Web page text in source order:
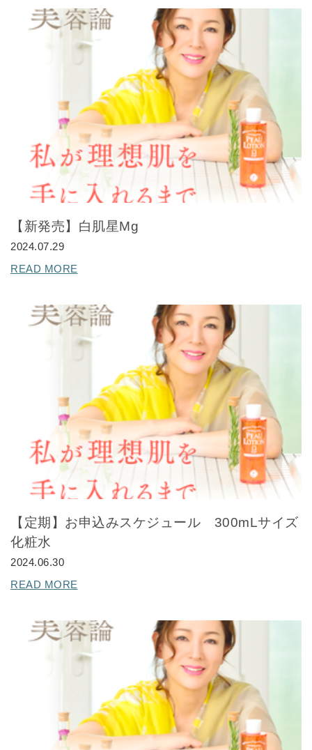
【新発売】白肌星Mg
2024.07.29
READ MORE
【定期】お申込みスケジュール 300mLサイズ
化粧水
2024.06.30
READ MORE